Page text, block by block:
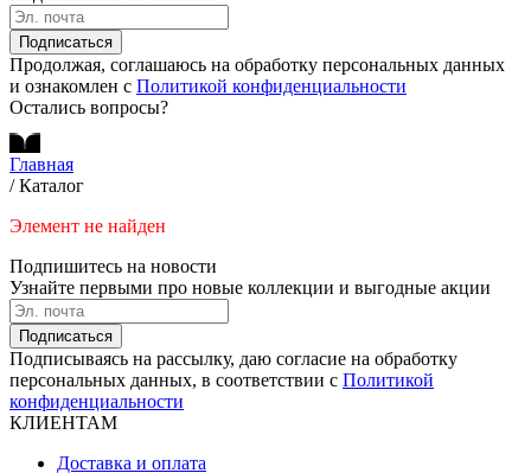
Подписаться
Продолжая, соглашаюсь на обработку персональных данных
и ознакомлен с Политикой конфиденциальности
Остались вопросы?
Главная
/ Каталог
Элемент не найден
Подпишитесь на новости
Узнайте первыми про новые коллекции и выгодные акции
Подписаться
Подписываясь на рассылку, даю согласие на обработку
персональных данных, в соответствии с Политикой
конфиденциальности
КЛИЕНТАМ
Доставка и оплата